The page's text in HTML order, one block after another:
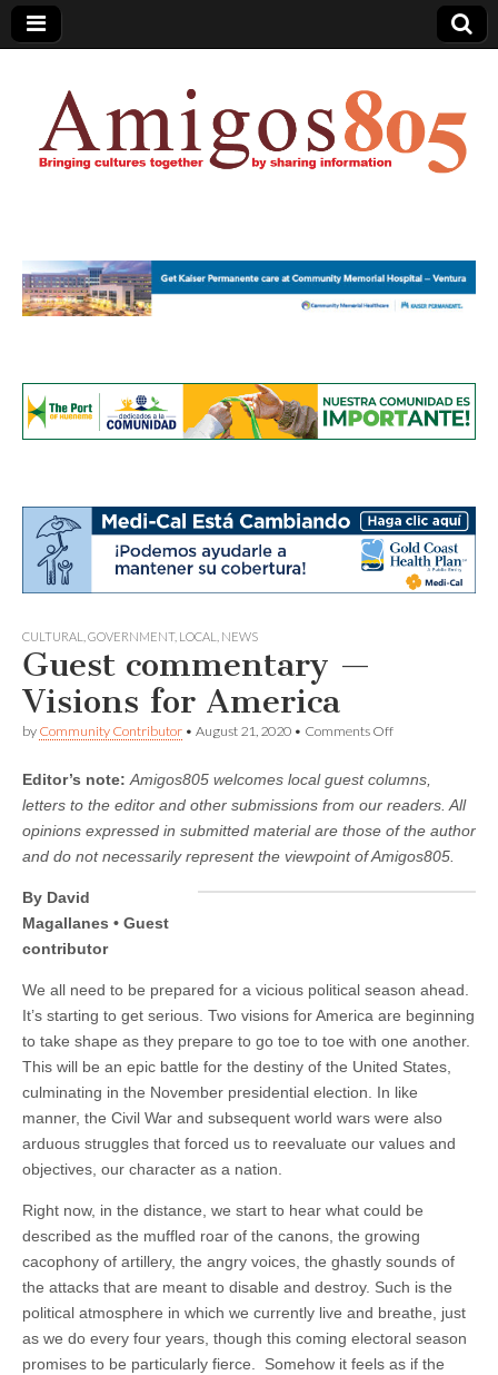
Amigos805.com
CULTURAL GOVERNMENT, LOCAL NEWS
Guest commentary —
Visions for America
by Community Contributor • August 21, 2020 • Comments Offon
—
Visions
America
Editor’s note: Amigos805 welcomes local guest columns,
letters to the editor and other submissions from our readers. All
opinions expressed in submitted material are those of the author
and do not necessarily represent the viewpoint of Amigos805.
By David
Magallanes • Guest
contributor
We all need to be prepared for a vicious political season ahead.
It’s starting to get serious. Two visions for America are beginning
to take shape as they prepare to go toe to toe with one another.
This will be an epic battle for the destiny of the United States,
culminating in the November presidential election. In like
manner, the Civil War and subsequent world wars were also
arduous struggles that forced us to reevaluate our values and
objectives, our character as a nation.
Right now, in the distance, we start to hear what could be
described as the muffled roar of the canons, the growing
cacophony of artillery, the angry voices, the ghastly sounds of
the attacks that are meant to disable and destroy. Such is the
political atmosphere in which we currently live and breathe, just
as we do every four years, though this coming electoral season
promises to be particularly fierce. Somehow it feels as if the